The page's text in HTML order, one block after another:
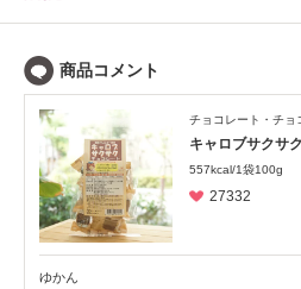
チョコレート・チョ
キャロブサクサ
557kcal/1袋100g
27332
ゆかん